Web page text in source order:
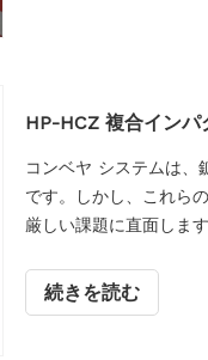
HP-HCZ 複合イン
コンベヤ システムは、
です。しかし、これら
厳しい課題に直面します
続きを読む